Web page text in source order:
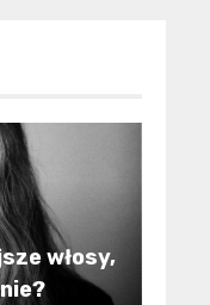
włosy,